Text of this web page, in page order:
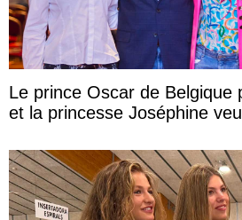
Le prince Oscar de Belgique
et la princesse Joséphine